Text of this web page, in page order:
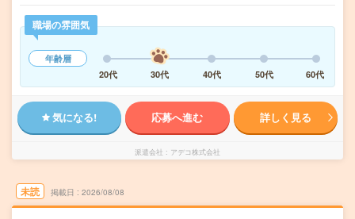
職場の雰囲気
年齢層
20代
30代 40代 50代 60代
気になる! 応募へ進む 詳しく見る
派遣会社 アデコ株式会社
未読 掲載日 2026/08/08